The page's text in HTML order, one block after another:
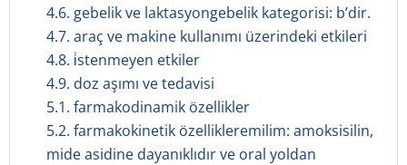
4.6. gebelik ve laktasyongebelik kategorisi: b’dir.
4.7. araç ve makine kullanımı üzerindeki etkileri
4.8. i̇stenmeyen etkiler
4.9. doz aşımı ve tedavisi
5.1. farmakodinamik özellikler
5.2. farmakokinetik özellikleremilim: amoksisilin,
mide asidine dayanıklıdır ve oral yoldan